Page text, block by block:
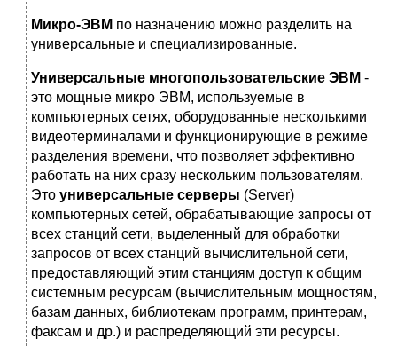
Микро-ЭВМ по назначению можно разделить на
универсальные и специализированные.
Универсальные многопользовательские ЭВМ -
это мощные микро ЭВМ, используемые в
компьютерных сетях, оборудованные несколькими
видеотерминалами и функционирующие в режиме
разделения времени, что позволяет эффективно
работать на них сразу нескольким пользователям.
Это универсальные серверы (Server)
компьютерных сетей, обрабатывающие запросы от
всех станций сети, выделенный для обработки
запросов от всех станций вычислительной сети,
предоставляющий этим станциям доступ к общим
системным ресурсам (вычислительным мощностям,
базам данных, библиотекам программ, принтерам,
факсам и др.) и распределяющий эти ресурсы.